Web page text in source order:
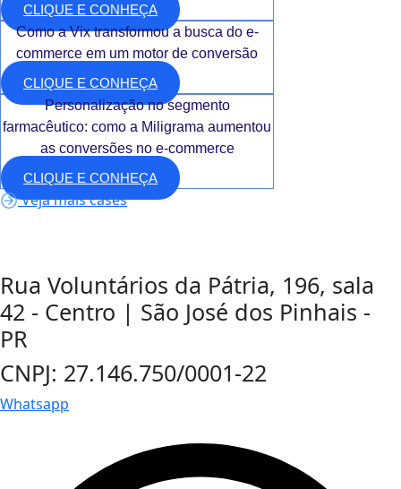
CLIQUE E CONHEÇA
Como a Vix transformou a busca do e-
commerce em um motor de conversão
CLIQUE E CONHEÇA
Personalização no segmento
farmacêutico: como a Miligrama aumentou
as conversões no e-commerce
CLIQUE E CONHEÇA
Veja mais cases
Rua Voluntários da Pátria, 196, sala
42 - Centro | São José dos Pinhais -
PR
CNPJ: 27.146.750/0001-22
Whatsapp